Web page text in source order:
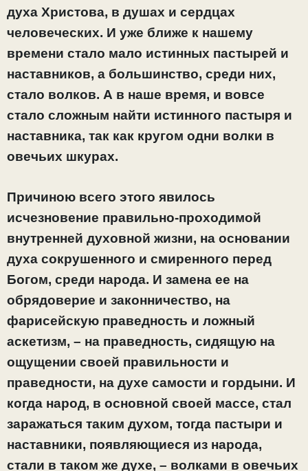
духа Христова, в душах и сердцах
человеческих. И уже ближе к нашему
времени стало мало истинных пастырей и
наставников, а большинство, среди них,
стало волков. А в наше время, и вовсе
стало сложным найти истинного пастыря и
наставника, так как кругом одни волки в
овечьих шкурах.
Причиною всего этого явилось
исчезновение правильно-проходимой
внутренней духовной жизни, на основании
духа сокрушенного и смиренного перед
Богом, среди народа. И замена ее на
обрядоверие и законничество, на
фарисейскую праведность и ложный
аскетизм, – на праведность, сидящую на
ощущении своей правильности и
праведности, на духе самости и гордыни. И
когда народ, в основной своей массе, стал
заражаться таким духом, тогда пастыри и
наставники, появляющиеся из народа,
стали в таком же духе, – волками в овечьих